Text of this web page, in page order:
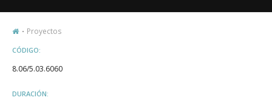
Proyectos
CÓDIGO:
8.06/5.03.6060
DURACIÓN: